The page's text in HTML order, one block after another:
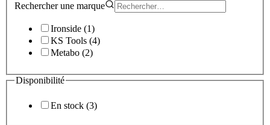
Rechercher une marque
Ironside (1)
KS Tools (4)
Metabo (2)
Disponibilité
En stock (3)